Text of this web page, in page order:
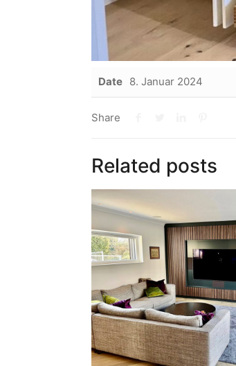
Date 8. Januar 2024
Share
Related posts